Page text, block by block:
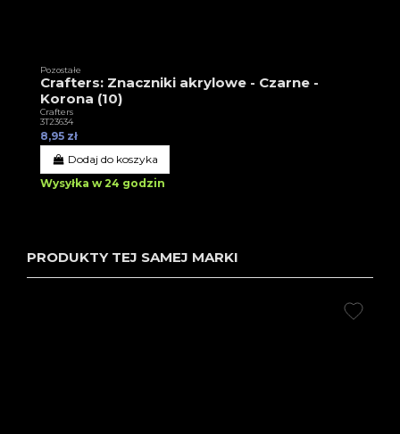
Pozostałe
Crafters: Znaczniki akrylowe - Czarne -
Korona (10)
Crafters
3T23634
8,95 zł
Dodaj do koszyka
Wysyłka w 24 godzin
PRODUKTY TEJ SAMEJ MARKI